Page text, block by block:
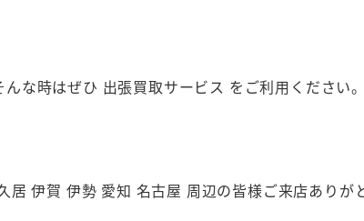
な時はぜひ 出張買取サービス をご利用ください
伊賀 伊勢 愛知 名古屋 周辺の皆様ご来店ありが